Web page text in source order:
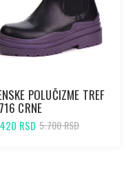
POLUČIZME TREF
CRNE
RSD 5.700 RSD